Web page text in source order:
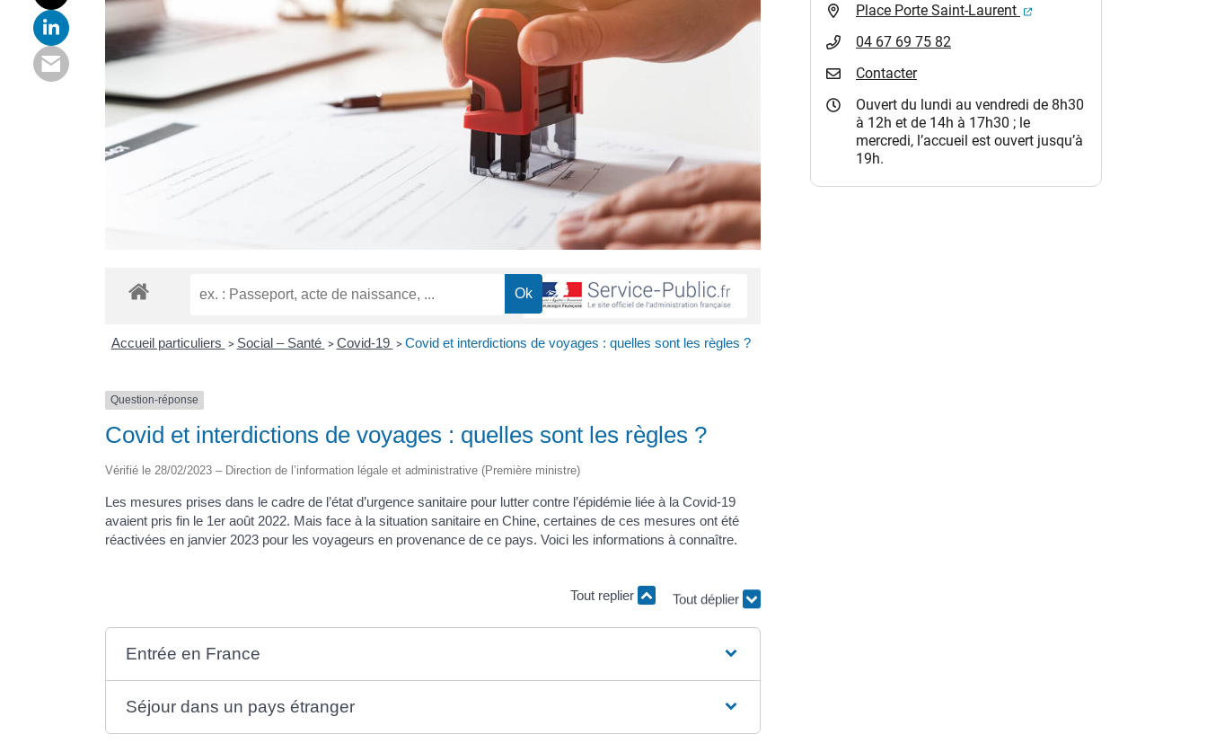
Accueil particuliers > Social – Santé > Covid-19 > Covid et interdictions de voyages : quelles sont les règles ?
Question-réponse
Covid et interdictions de voyages : quelles sont les règles ?
Vérifié le 28/02/2023 – Direction de l’information légale et administrative (Première ministre)
Les mesures prises dans le cadre de l’état d’urgence sanitaire pour lutter contre l’épidémie liée à la Covid-19
avaient pris fin le 1er août 2022. Mais face à la situation sanitaire en Chine, certaines de ces mesures ont été
réactivées en janvier 2023 pour les voyageurs en provenance de ce pays. Voici les informations à connaître.
Tout replier
Tout déplier
Entrée en France
Séjour dans un pays étranger
Place Porte Saint-Laurent
(ouverture dans un nouvel
04 67 69 75 82
Contacter
Ouvert du lundi au vendredi de 8h30
à 12h et de 14h à 17h30 ; le
mercredi, l’accueil est ouvert jusqu’à
19h.